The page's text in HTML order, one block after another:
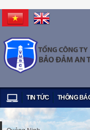
TIN TỨC THÔNG